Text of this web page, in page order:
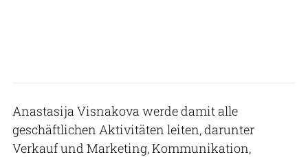
Anastasija Visnakova werde damit alle
geschäftlichen Aktivitäten leiten, darunter
Verkauf und Marketing, Kommunikation,